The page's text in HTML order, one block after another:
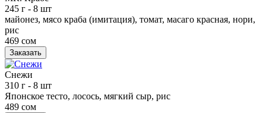
245 г - 8 шт
майонез, мясо краба (имитация), томат, масаго красная, нори,
рис
469 сом
Заказать
Снежи
310 г - 8 шт
Японское тесто, лосось, мягкий сыр, рис
489 сом